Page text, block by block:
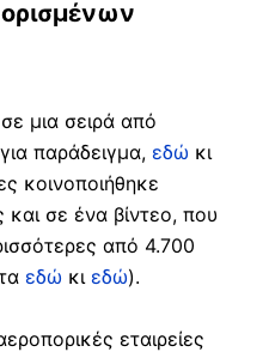
μια σειρά από
παράδειγμα, εδώ κι
κοινοποιήθηκε
σε ένα βίντεο, που
από 4.700
εδώ κι εδώ).
εταιρείες